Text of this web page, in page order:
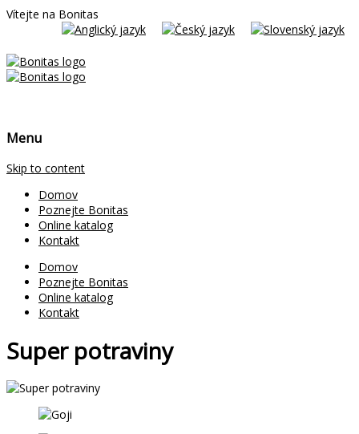
Vítejte na Bonitas
Menu
Skip to content
Domov
Poznejte Bonitas
Online katalog
Kontakt
Domov
Poznejte Bonitas
Online katalog
Kontakt
Super potraviny